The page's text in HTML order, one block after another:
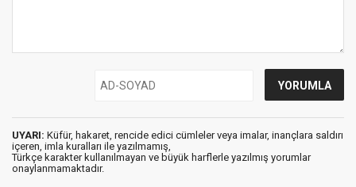
UYARI: Küfür, hakaret, rencide edici cümleler veya imalar, inançlara saldırı
içeren, imla kuralları ile yazılmamış,
Türkçe karakter kullanılmayan ve büyük harflerle yazılmış yorumlar
onaylanmamaktadır.